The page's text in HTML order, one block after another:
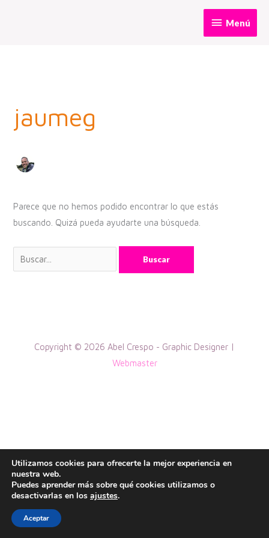
Menú
Menú
jaumeg
Parece que no hemos podido encontrar lo que estás
buscando. Quizá pueda ayudarte una búsqueda.
Buscar
por:
Copyright © 2026 Abel Crespo - Graphic Designer |
Webmaster
Utilizamos cookies para ofrecerte la mejor experiencia en
nuestra web.
Puedes aprender más sobre qué cookies utilizamos o
desactivarlas en los ajustes.
Aceptar